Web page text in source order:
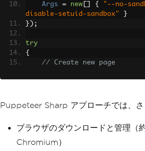
Args
= new { "--no-
disable-setuid-sandbox"
}
});
try
{
// Create new page
// Set content
page
            <head>
Puppeteer Sharp アプローチでは、さ
ブラウザのダウンロードと管理（
Chromium）